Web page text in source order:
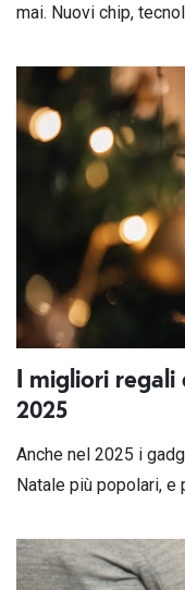
mai. Nuovi chip,
I migliori regali
2025
Anche nel 2025 i
Natale più popolari, e